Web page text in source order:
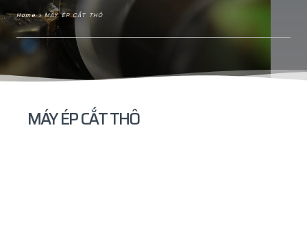
Home»MÁY ÉP CẮT THÔ
MÁY ÉP CẮT THÔ